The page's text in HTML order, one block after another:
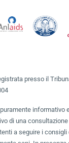
presso il
informativo
di una
a seguire i